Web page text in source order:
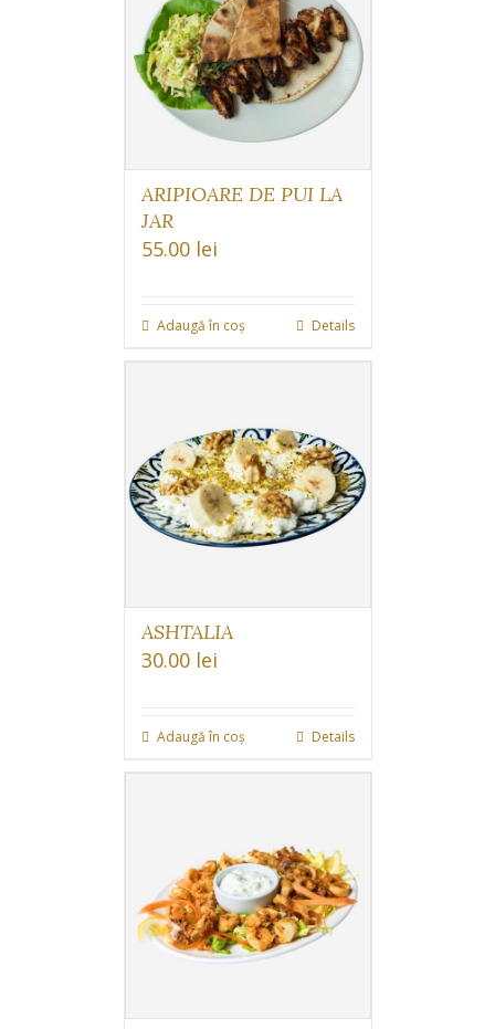
ARIPIOARE DE PUI LA
JAR
55.00 lei
Adaugă în coș Details
ASHTALIA
30.00 lei
Adaugă în coș Details